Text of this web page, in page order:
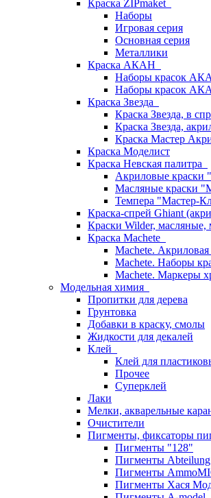
Краска ZIPmaket
Наборы
Игровая серия
Основная серия
Металлики
Краска АКАН
Наборы красок
Наборы красок
Краска Звезда
Краска Звезда, в
Краска Звезда,
Краска Мастер
Краска Моделист
Краска Невская палитра
Акриловые краски
Масляные краски
Темпера "Мастер-
Краска-спрей Ghiant
Краски Wilder, масляные,
Краска Machete
Machete. Акриловая
Machete. Наборы
Machete. Маркеры
Модельная химия
Пропитки для дерева
Грунтовка
Добавки в краску, смолы
Жидкости для декалей
Клей
Клей для
Прочее
Суперклей
Лаки
Мелки, акварельные
Очистители
Пигменты, фиксаторы
Пигменты "128"
Пигменты Abteilung
Пигменты
Пигменты Хася